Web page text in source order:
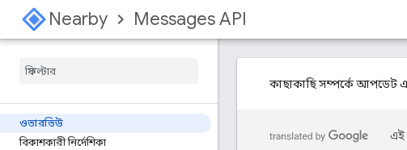
Nearby Messages API
ওভারভিউ
বিকাশকারী নির্দেশিকা
কাছাকাছি সম্পর্কে আপডেট
এই